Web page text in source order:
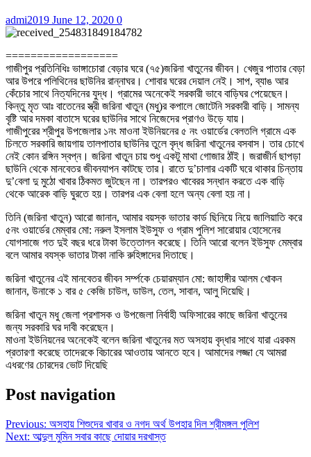
admi2019 June 12, 2020 0
==================
গাজীপুর প্রতিনিধিঃ ভাঙ্গাচোরা বেড়ার ঘরে (৭৫)জরিনা খাতুনের জীবন। খেজুর পাতার বেড়া
আর উপরে পলিথিনের ছাউনির রান্নাঘর। শোবার ঘরের দেয়াল নেই। সাপ, ব্যাঙ আর
কেঁচোর সাথে নিত্যদিনের যুদ্ধ। গ্রামের অনেকেই সরকারী ভাবে বাড়িঘর পেয়েছেন।
কিন্তু মৃত আঃ বাতেনের স্ত্রী জরিনা খাতুন (মধু)র কপালে জোটেনি সরকারী বাড়ি। সামন্য
বৃষ্টি আর দমকা বাতাসে ঘরের ছাউনির সাথে নিজেদের প্রাণও উড়ে যায়।
গাজীপুরের শ্রীপুর উপজেলার ১নং মাওনা ইউনিয়নের ৫ নং ওয়ার্ডের বেলতলি গ্রামে এক
চিলতে সরকারি জায়গায় তালপাতার ছাউনির তুলে বৃদ্ধ জরিনা খাতুনের বসবাস। তার চোখে
নেই কোন রঙ্গিন স্বপ্ন। জরিনা খাতুন চায় শুধু একটু মাথা গোজার ঠাঁই। জরাজীর্ন ছাপড়া
ছাউনি থেকে মানবেতর জীবনযাপন কাটছে তার। রাতে দু’চালার একটি ঘরে থাকার চিন্তায়
দু’বেলা দু মুঠো খাবার ঠিকমত জুটছেন না। তারপরও খাবেরর সন্ধান করতে এক বাড়ি
থেকে আরেক বাড়ি ঘুরতে হয়। তারপর এক বেলা হলে অন্য বেলা হয় না।
তিনি (জরিনা খাতুন) আরো জানান, আমার বয়স্ক ভাতার কার্ড ছিনিয়ে নিয়ে জালিয়াতি করে
৫নং ওয়ার্ডের মেম্বার মো: নরুল ইসলাম ইউসুফ ও গ্রাম পুলিশ সারোয়ার হোসেনের
যোগসাজে গত দুই বছর ধরে টাকা উত্তোলন করেছে। তিনি আরো বলেন ইউসুফ মেম্বার
বলে আমার বযস্ক ভাতার টাকা নাকি রুহিঙ্গাদের দিতাছে।
জরিনা খাতুনের এই মানবেতর জীবন সর্ম্পকে চেয়ারম্যান মো: জাহাঙ্গীর আলম খোকন
জানান, উনাকে ১ বার ৫ কেজি চাউল, ডাউল, তেল, সাবান, আলু দিয়েছি।
জরিনা খাতুন মধু জেলা প্রশাসক ও উপজেলা নির্বাহী অফিসারের কাছে জরিনা খাতুনের
জন্য সরকারি ঘর দাবী করেছেন।
মাওনা ইউনিয়নের অনেকেই বলেন জরিনা খাতুনের মত অসহায় বৃদ্ধার সাথে যারা এরকম
প্রতারণা করেছে তাদেরকে বিচারের আওতায় আনতে হবে। আমাদের লজ্জা যে আমরা
এধরণের চোরদের ভোট দিয়েছি
Post navigation
Previous: অসহায় শিশুদের খাবার ও নগদ অর্থ উপহার দিল শ্রীমঙ্গল পুলিশ
Next: আব্দুল মুমিন সবার কাছে দোয়ার দরখাস্ত